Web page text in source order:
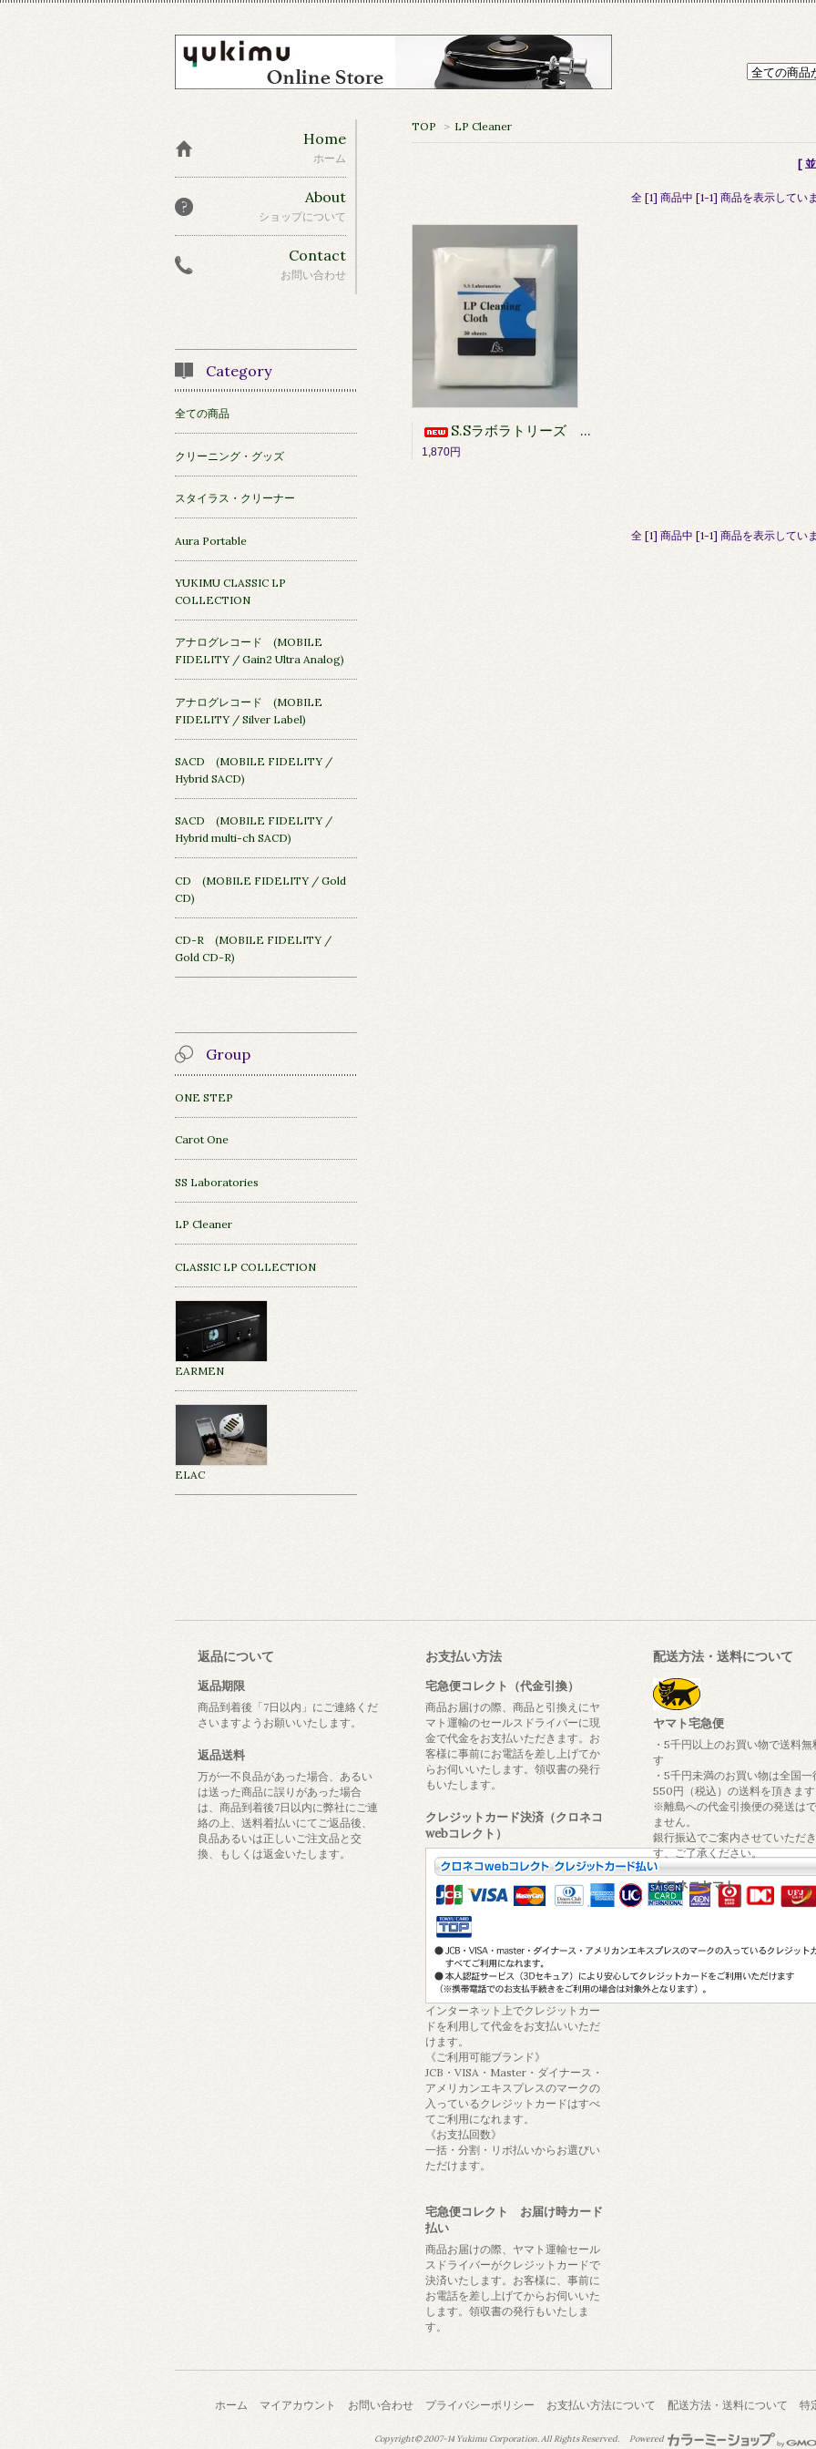
TOP > LP Cleaner
[
全 [1] 商品中 [1-1] 商品を表示してい
S.Sラボラトリーズ LP Cleaning Cloth2
1,870円
全 [1] 商品中 [1-1] 商品を表示してい
Home
ホーム
About
ショップについて
Contact
お問い合わせ
Category
全ての商品
クリーニング・グッズ
スタイラス・クリーナー
Aura Portable
YUKIMU CLASSIC LP
COLLECTION
アナログレコード (MOBILE
FIDELITY / Gain2 Ultra Analog)
アナログレコード (MOBILE
FIDELITY / Silver Label)
SACD (MOBILE FIDELITY /
Hybrid SACD)
SACD (MOBILE FIDELITY /
Hybrid multi-ch SACD)
CD (MOBILE FIDELITY / Gold
CD)
CD-R (MOBILE FIDELITY /
Gold CD-R)
Group
ONE STEP
Carot One
SS Laboratories
LP Cleaner
CLASSIC LP COLLECTION
EARMEN
ELAC
返品について
返品期限
商品到着後「7日以内」にご連絡くだ
さいますようお願いいたします。
返品送料
万が一不良品があった場合、あるい
は送った商品に誤りがあった場合
は、商品到着後7日以内に弊社にご連
絡の上、送料着払いにてご返品後、
良品あるいは正しいご注文品と交
換、もしくは返金いたします。
お支払い方法
宅急便コレクト（代金引換）
商品お届けの際、商品と引換えにヤ
マト運輸のセールスドライバーに現
金で代金をお支払いただきます。お
客様に事前にお電話を差し上げてか
らお伺いいたします。領収書の発行
もいたします。
クレジットカード決済（クロネコ
webコレクト）
インターネット上でクレジットカー
ドを利用して代金をお支払いいただ
けます。
《ご利用可能ブランド》
JCB・VISA・Master・ダイナース・
アメリカンエキスプレスのマークの
入っているクレジットカードはすべ
てご利用になれます。
《お支払回数》
一括・分割・リボ払いからお選びい
ただけます。
宅急便コレクト お届け時カード
払い
商品お届けの際、ヤマト運輸セール
スドライバーがクレジットカードで
決済いたします。お客様に、事前に
お電話を差し上げてからお伺いいた
します。領収書の発行もいたしま
す。
配送方法・送料について
ヤマト宅急便
・5千円以上のお買い物で送料無
す
・5千円未満のお買い物は全国一
550円（税込）の送料を頂きま
※離島への代金引換便の発送は
ません。
銀行振込でご案内させていただ
す、ご了承ください。
クロネコヤマト
ホーム マイアカウント お問い合わせ プライバシーポリシー お支払い方法について 配送方法・送料について 特
Copyright© 2007-14Yukimu Corporation.All Rights Reserved. Powered